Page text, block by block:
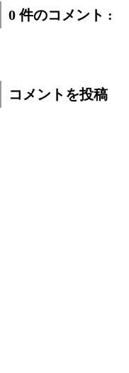
0 件のコメント :
コメントを投稿